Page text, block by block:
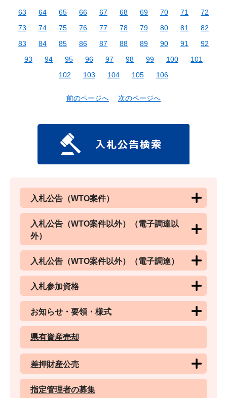
63
64 65 66 67 68 69 70 71
72
73
74 75 76 77 78 79 80 81
82
83
84 85 86 87 88 89 90 91
92
93
94 95 96 97 98 99 100
101
102
103 104 105 106
前のページへ 次のページへ
入札公告（WTO案件）
入札公告（WTO案件以外）（電子調達以
外）
入札公告（WTO案件以外）（電子調達）
入札参加資格
お知らせ・要領・様式
県有資産売却
差押財産公売
指定管理者の募集